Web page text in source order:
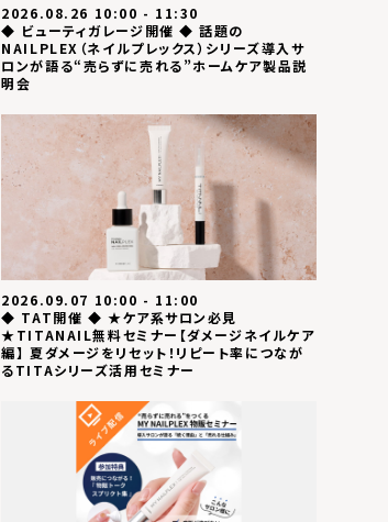
2026.08.26 10:00 - 11:30
◆ ビューティガレージ開催 ◆ 話題の
NAILPLEX（ネイルプレックス）シリーズ導入サ
ロンが語る“売らずに売れる”ホームケア製品説
明会
2026.09.07 10:00 - 11:00
◆ TAT開催 ◆ ★ケア系サロン必見
★TITANAIL無料セミナー【ダメージネイルケア
編】 夏ダメージをリセット！リピート率につなが
るTITAシリーズ活用セミナー